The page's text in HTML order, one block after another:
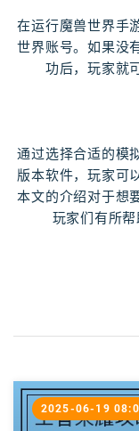
在运行魔兽世界手
世界账号。如果没
功后，玩家就
通过选择合适的模
版本软件，玩家可
本文的介绍对于想
玩家们有所帮
2025-06-19